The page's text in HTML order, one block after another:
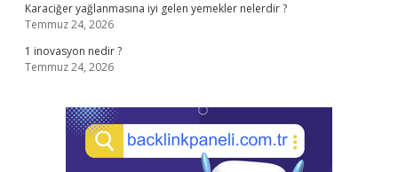
Karaciğer yağlanmasına iyi gelen yemekler nelerdir ?
Temmuz 24, 2026
1 inovasyon nedir ?
Temmuz 24, 2026